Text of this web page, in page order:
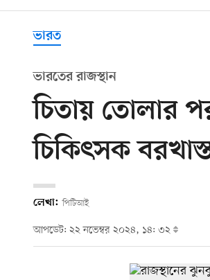
ভারত
ভারতের রাজস্থান
চিতায় তোলার
চিকিৎসক
লেখা: পিটিআই
আপডেট: ২২ নভেম্বর ২০২৪, ১৪: ৩২